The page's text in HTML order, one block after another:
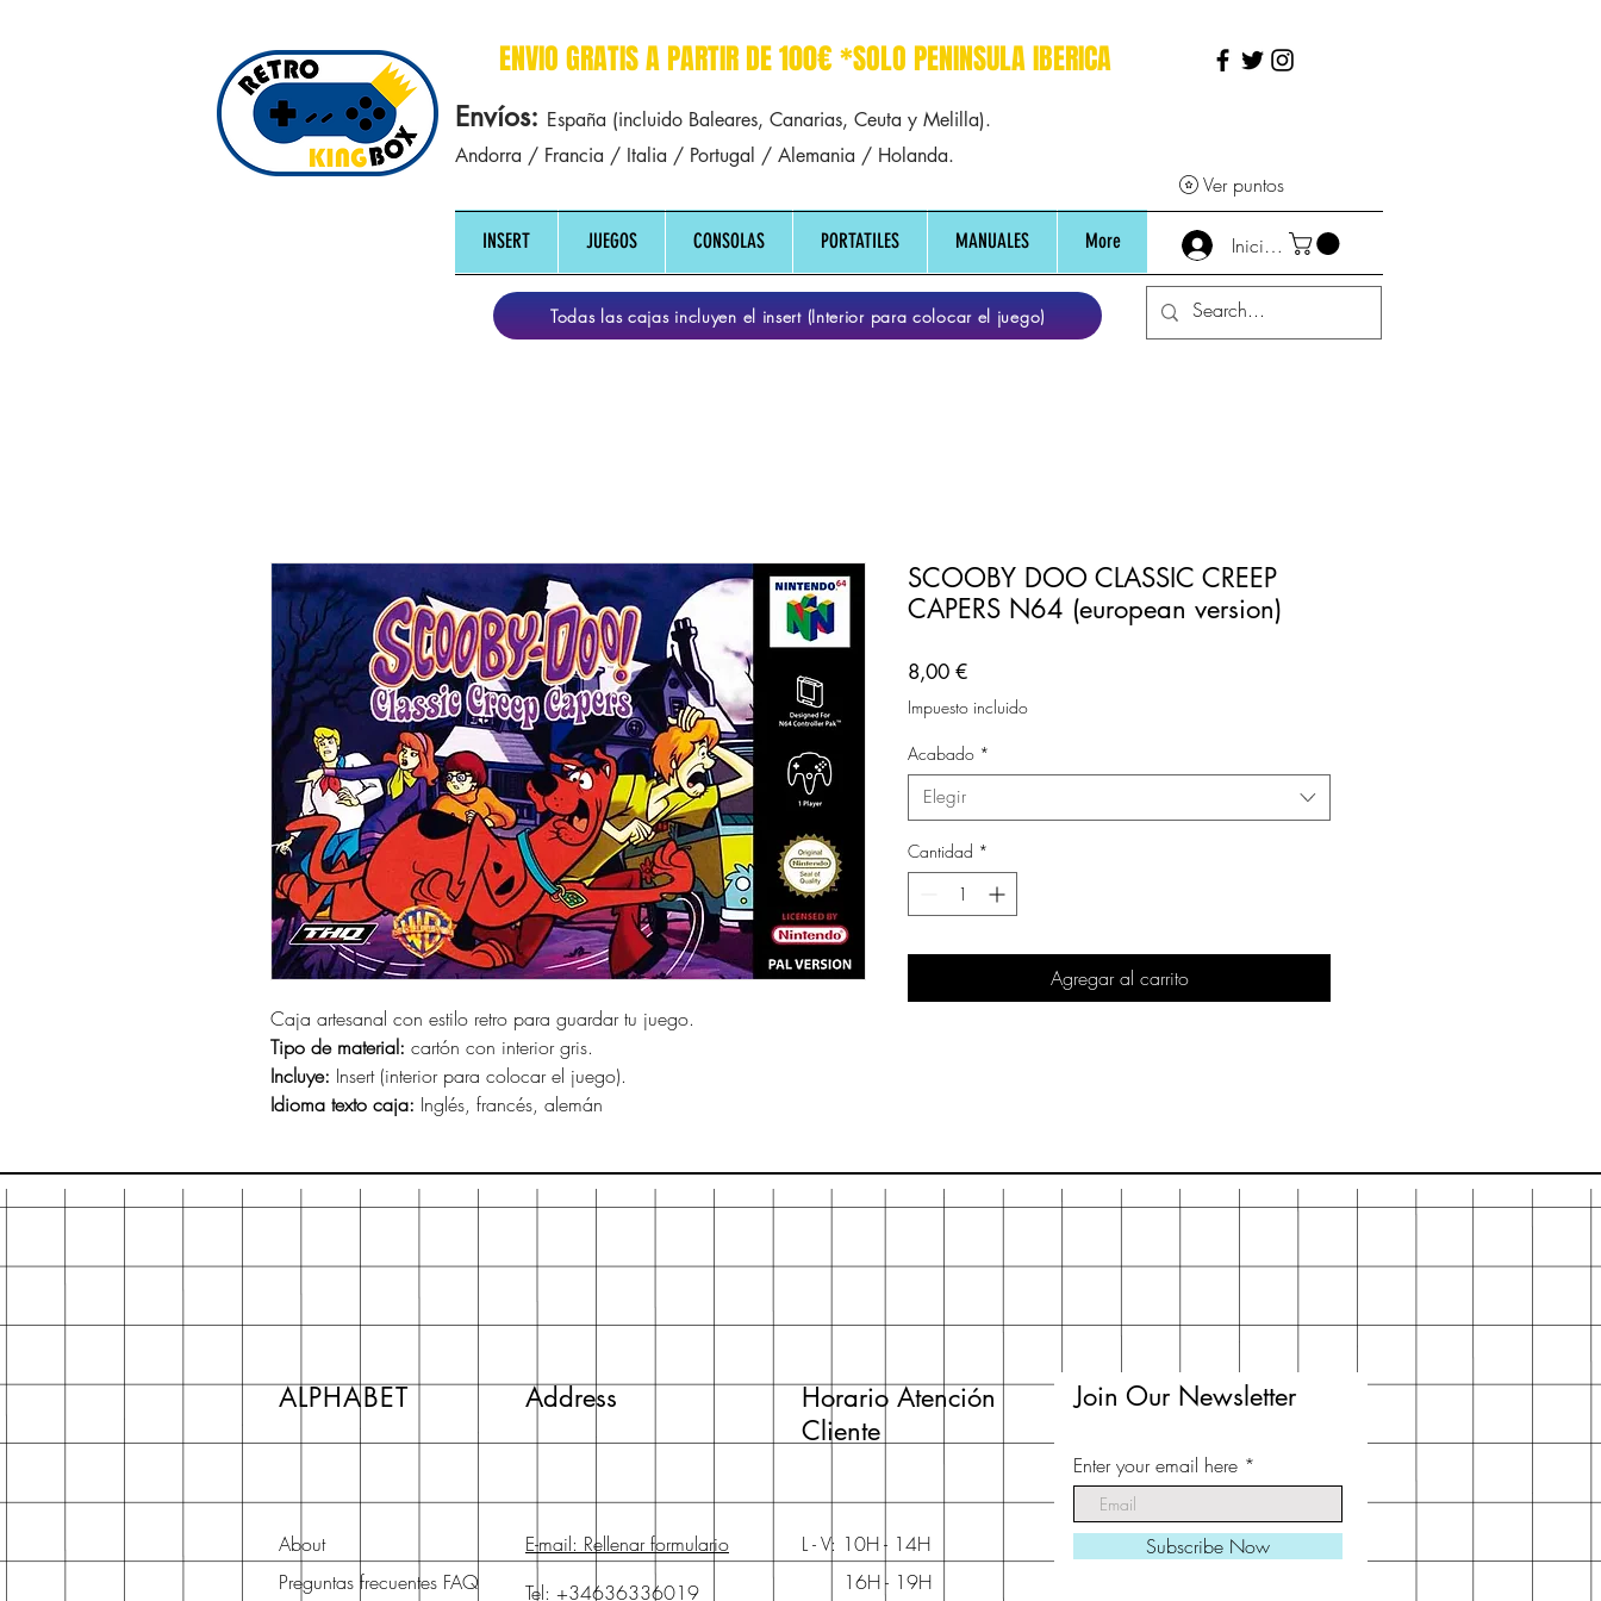
ENVIO GRATIS A PARTIR DE 100€ *SOLO PENINSULA IBERICA
Envíos: España (incluido Baleares, Canarias, Ceuta y Melilla).
Andorra / Francia / Italia / Portugal / Alemania / Holanda.
Ver puntos
INSERT JUEGOS CONSOLAS PORTATILES MANUALES More Iniciar sesión
Todas las cajas incluyen el insert (Interior para colocar el juego)
Caja artesanal con estilo retro para guardar tu juego.
Tipo de material: cartón con interior gris.
Incluye: Insert (interior para colocar el juego).
Idioma texto caja: Inglés, francés, alemán
SCOOBY DOO CLASSIC CREEP
CAPERS N64 (european version)
8,00 €Precio
Impuesto incluido
Acabado *
Elegir
Cantidad *
Agregar al carrito
ALPHABET Address
About
Preguntas frecuentes FAQ
E-mail: Rellenar formulario
Tel: +34636336019
Horario Atención
Cliente
L - V: 10H - 14H
16H - 19H
Join Our Newsletter
Enter your email here
Subscribe Now